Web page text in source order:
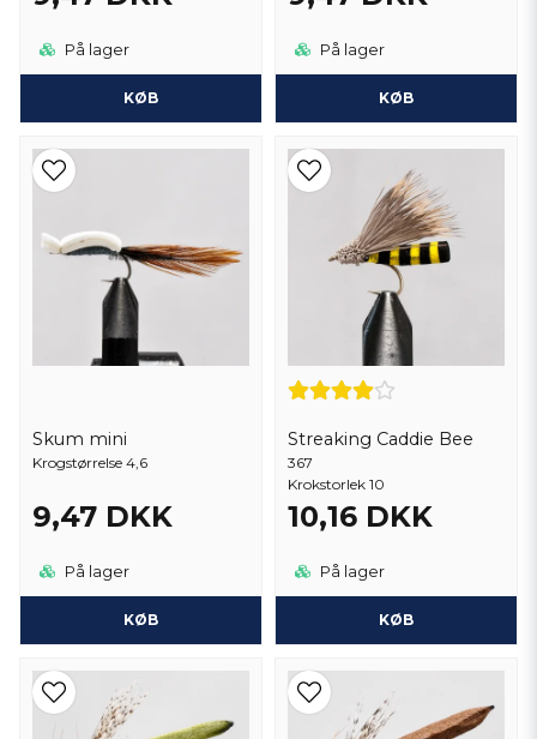
På lager
KØB
På lager
KØB
Skum mini
Krogstørrelse 4,6
9,47 DKK
På lager
KØB
Streaking Caddie Bee
367
Krokstorlek 10
10,16 DKK
På lager
KØB